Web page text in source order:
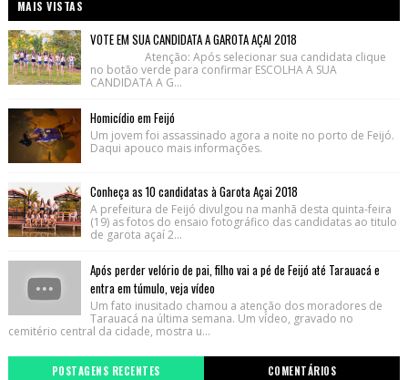
MAIS VISTAS
VOTE EM SUA CANDIDATA A GAROTA AÇAI 2018
Atenção: Após selecionar sua candidata clique
no botão verde para confirmar ESCOLHA A SUA
CANDIDATA A G...
Homicídio em Feijó
Um jovem foi assassinado agora a noite no porto de Feijó.
Daqui apouco mais informações.
Conheça as 10 candidatas à Garota Açai 2018
A prefeitura de Feijó divulgou na manhã desta quinta-feira
(19) as fotos do ensaio fotográfico das candidatas ao titulo
de garota açaí 2...
Após perder velório de pai, filho vai a pé de Feijó até Tarauacá e
entra em túmulo, veja vídeo
Um fato inusitado chamou a atenção dos moradores de
Tarauacá na última semana. Um vídeo, gravado no
cemitério central da cidade, mostra u...
POSTAGENS RECENTES COMENTÁRIOS